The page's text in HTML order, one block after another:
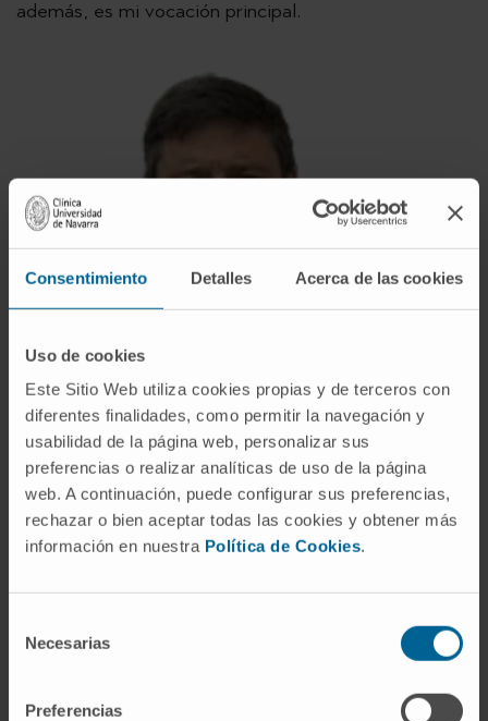
Consentimiento Detalles Acerca de las cookies
Uso de cookies
Este Sitio Web utiliza cookies propias y de terceros con
diferentes finalidades, como permitir la navegación y
usabilidad de la página web, personalizar sus
preferencias o realizar analíticas de uso de la página
web. A continuación, puede configurar sus preferencias,
rechazar o bien aceptar todas las cookies y obtener más
información en nuestra Política de Cookies.
Necesarias
Preferencias
además, es mi vocación principal.
“Los ensayos clínicos son un pilar
ofrecer innovación real a los
pacientes”
Director del Cáncer Center Clínica Universidad de